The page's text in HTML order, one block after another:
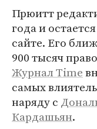
Прюитт
года и
сайте. Его
900 тысяч
Журнал Time
самых
наряду с
Кардашьян.